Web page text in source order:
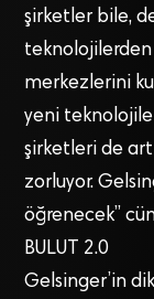
şirketler bile,
merkezlerini
yeni
şirketleri de
zorluyor.
öğrenecek”
BULUT 2.0
Gelsinger’in